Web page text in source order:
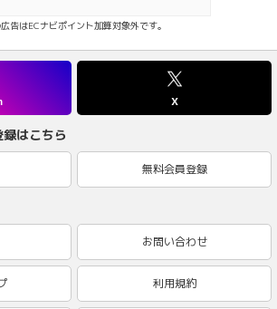
告はECナビポイント加算対象外です。
X
はこちら
無料会員登録
お問い合わせ
利用規約